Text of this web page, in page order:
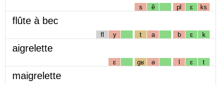
s ẽ pl ɛ ks
flûte à bec
fl y t a b ɛ k
aigrelette
ɛ gʁ ə l ɛ t
maigrelette